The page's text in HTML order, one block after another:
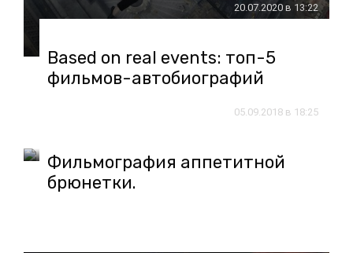
20.07.2020 в 13:22
Based on real events: топ-5
фильмов-автобиографий
05.09.2018 в 18:25
Фильмография аппетитной
брюнетки.